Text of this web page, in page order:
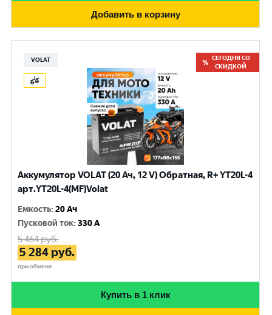
Добавить в корзину
VOLAT
СЕГОДНЯ СО
СКИДКОЙ
Аккумулятор VOLAT (20 Ач, 12 V) Обратная, R+ YT20L-4
арт.YT20L-4(MF)Volat
Емкость:20 Ач
Пусковой ток:330 A
5 464руб.
5 284 руб.
при обмене
Купить в 1 клик